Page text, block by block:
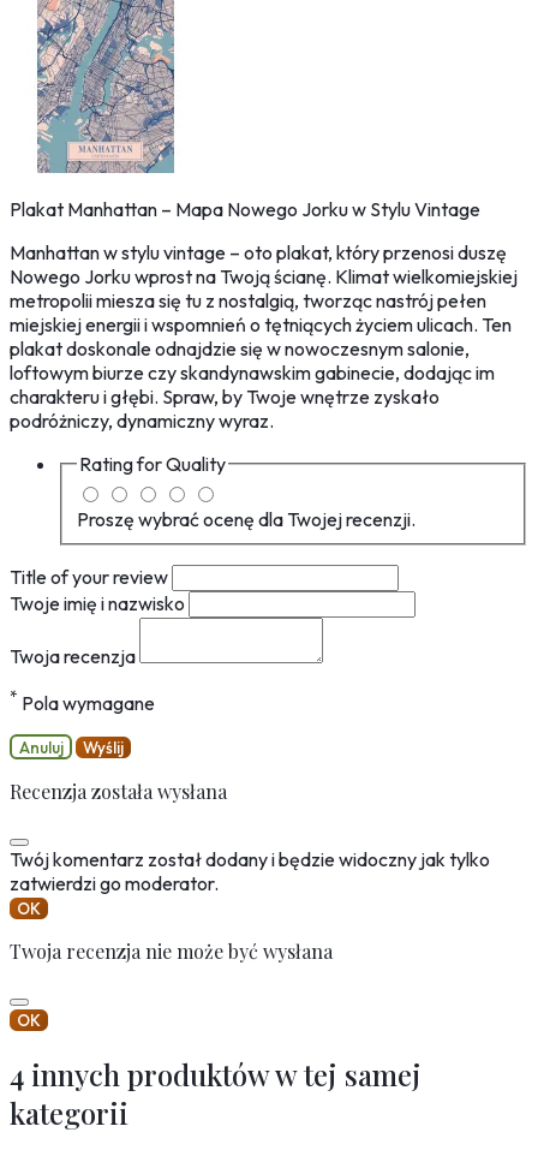
Plakat Manhattan – Mapa Nowego Jorku w Stylu Vintage
Manhattan w stylu vintage – oto plakat, który przenosi duszę
Nowego Jorku wprost na Twoją ścianę. Klimat wielkomiejskiej
metropolii miesza się tu z nostalgią, tworząc nastrój pełen
miejskiej energii i wspomnień o tętniących życiem ulicach. Ten
plakat doskonale odnajdzie się w nowoczesnym salonie,
loftowym biurze czy skandynawskim gabinecie, dodając im
charakteru i głębi. Spraw, by Twoje wnętrze zyskało
podróżniczy, dynamiczny wyraz.
Rating forQuality
Proszę wybrać ocenę dla Twojej recenzji.
Title of your review
Twoje imię i nazwisko
Twoja recenzja
* Pola wymagane
Anuluj Wyślij
Recenzja została wysłana
Twój komentarz został dodany i będzie widoczny jak tylko
zatwierdzi go moderator.
OK
Twoja recenzja nie może być wysłana
OK
4 innych produktów w tej samej
kategorii